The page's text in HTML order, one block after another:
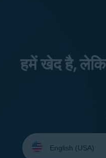
हमें खेद है,
Select
your